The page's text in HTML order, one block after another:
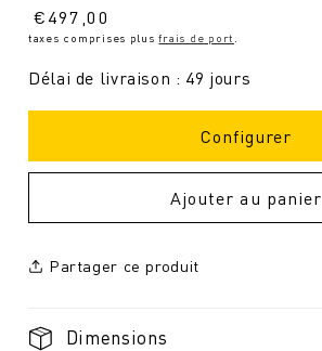
Prix
normal
€497,00
taxes comprises plusfrais de port
Délai de livraison : 49 jours
Configurer
Ajouter au panier
Partager ce produit
Dimensions